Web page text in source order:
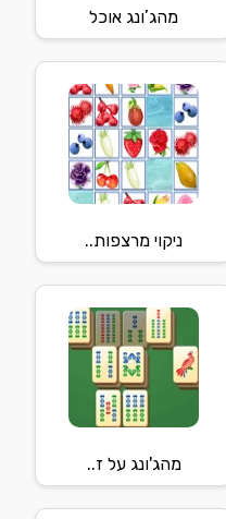
מהג’ונג אוכל
ניקוי מרצפות..
מהג'ונג על ז..